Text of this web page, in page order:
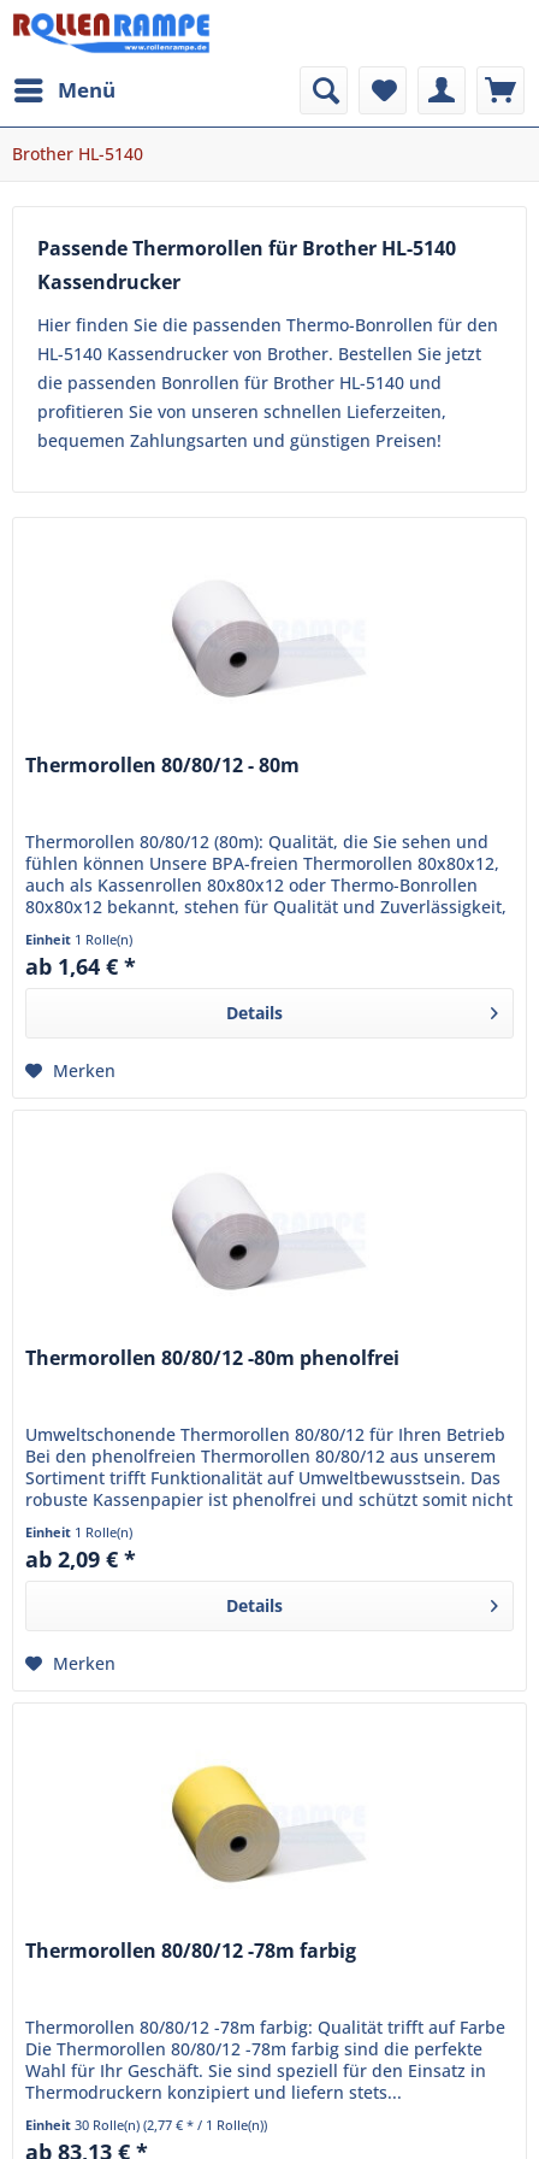
Menü
Brother HL-5140
Passende Thermorollen für Brother HL-5140
Kassendrucker
Hier finden Sie die passenden Thermo-Bonrollen für den
HL-5140 Kassendrucker von Brother. Bestellen Sie jetzt
die passenden Bonrollen für Brother HL-5140 und
profitieren Sie von unseren schnellen Lieferzeiten,
bequemen Zahlungsarten und günstigen Preisen!
Thermorollen 80/80/12 - 80m
Thermorollen 80/80/12 (80m): Qualität, die Sie sehen und
fühlen können Unsere BPA-freien Thermorollen 80x80x12,
auch als Kassenrollen 80x80x12 oder Thermo-Bonrollen
80x80x12 bekannt, stehen für Qualität und Zuverlässigkeit,
die Ihr...
Einheit 1 Rolle(n)
ab 1,64 € *
Details
Merken
Thermorollen 80/80/12 -80m phenolfrei
Umweltschonende Thermorollen 80/80/12 für Ihren Betrieb
Bei den phenolfreien Thermorollen 80/80/12 aus unserem
Sortiment trifft Funktionalität auf Umweltbewusstsein. Das
robuste Kassenpapier ist phenolfrei und schützt somit nicht
nur...
Einheit 1 Rolle(n)
ab 2,09 € *
Details
Merken
Thermorollen 80/80/12 -78m farbig
Thermorollen 80/80/12 -78m farbig: Qualität trifft auf Farbe
Die Thermorollen 80/80/12 -78m farbig sind die perfekte
Wahl für Ihr Geschäft. Sie sind speziell für den Einsatz in
Thermodruckern konzipiert und liefern stets...
Einheit30 Rolle(n)(2,77 € * / 1 Rolle(n))
ab 83,13 € *